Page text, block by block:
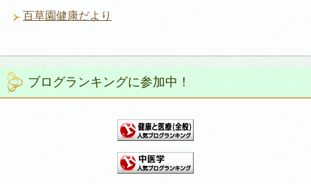
百草園健康だより
ブログランキングに参加中！